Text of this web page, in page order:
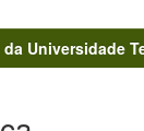
Universidade